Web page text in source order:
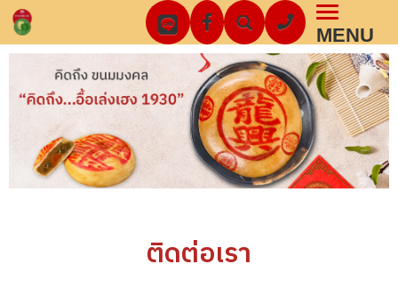
MENU
ติดต่อเรา